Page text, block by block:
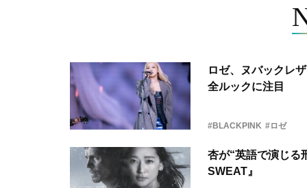
ロゼ、ヌバックレ
全ルックに注目
#BLACKPINK #ロゼ
杏が“英語で演じ
SWEAT』